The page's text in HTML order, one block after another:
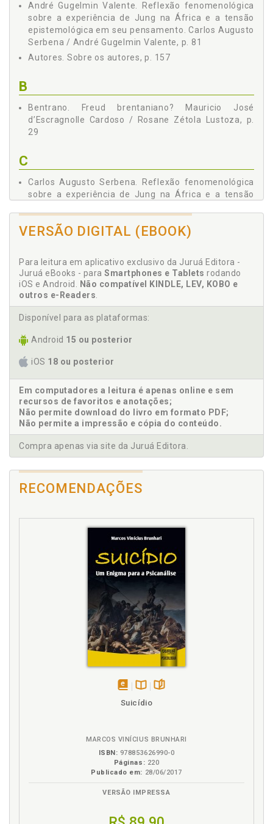
André Gugelmin Valente. Reflexão fenomenológica
sobre a experiência de Jung na África e a tensão
epistemológica em seu pensamento. Carlos Augusto
Serbena / André Gugelmin Valente, p. 81
Autores. Sobre os autores, p. 157
B
Bentrano. Freud brentaniano? Mauricio José
d’Escragnolle Cardoso / Rosane Zétola Lustoza, p.
29
C
Carlos Augusto Serbena. Reflexão fenomenológica
sobre a experiência de Jung na África e a tensão
Serbena / André Gugelmin Valente, p. 81
Conflito. Winnicott e a radicalização do conceito de
destrutividade e a inexorabilidade do conflito. Nadja
Nara Barbosa Pinheiro, p. 117
D
Destrutividade. Winnicott e a radicalização do
da destrutividade e a inexorabilidade do conflito.
Nadja Nara Barbosa Pinheiro, p. 117
E
Epistemologia. Reflexão fenomenológica sobre a
experiência de Jung na África e a tensão
epistemológica em seu pensamento. Carlos Augusto
Serbena / André Gugelmin Valente, p. 81
Existir enquanto a morte não vem: aquilo que o
sofrimento ensina. Maria Virginia Filomena
Cremasco, p. 99
Fenomenologia. Reflexão fenomenológica sobre a
experiência de Jung na África e a tensão
epistemológica em seu pensamento. Carlos Augusto
Serbena / André Gugelmin Valente, p. 81
Fenomenologia. "Fome de vida": Reflexões sobre a
atenção à saúde mental a partir de uma pesquisa
fenomenológica. Mariana Cardoso Pu-chivailo, p. 61
Freud brentaniano? Mauricio José d’Escragnolle
Cardoso / Rosane Zétola Lustoza, p. 29
"Fome de vida": Reflexões sobre a atenção à saúde
mental a partir de uma pesquisa fenomenológica.
Mariana Cardoso Puchivailo, p. 61
de Jung na África e a tensão epistemológica em seu
pensamento. Carlos Augusto Serbena / André
Gugelmin Valente, p. 81
Maria Virginia Filomena Cremasco. Existir enquanto
VERSÃO DIGITAL (EBOOK)
Para leitura em aplicativo exclusivo da Juruá Editora -
Juruá eBooks - para Smartphones e Tablets rodando
iOS e Android. Não compatível KINDLE, LEV, KOBO e
outros e-Readers.
Disponível para as plataformas:
Android 15 ou posterior
iOS 18 ou posterior
Em computadores a leitura é apenas online e sem
recursos de favoritos e anotações;
Não permite download do livro em formato PDF;
Não permite a impressão e cópia do conteúdo.
Compra apenas via site da Juruá Editora.
RECOMENDAÇÕES
disponívelDisponível
Suicídio
MARCOS VINÍCIUS BRUNHARI
ISBN: 978853626990-0
Páginas: 220
Publicado em: 28/06/2017
VERSÃO IMPRESSA